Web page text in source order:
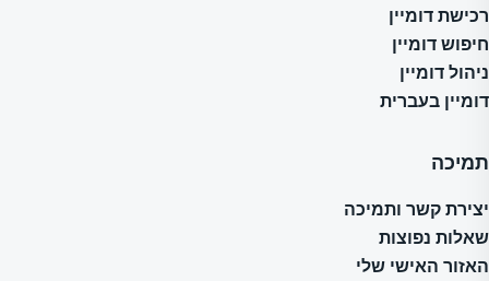
רכישת דומיין
חיפוש דומיין
ניהול דומיין
דומיין בעברית
תמיכה
יצירת קשר ותמיכה
שאלות נפוצות
האזור האישי שלי